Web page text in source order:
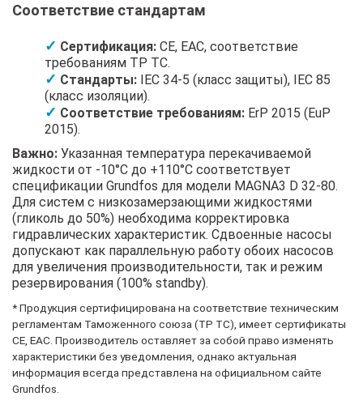
Соответствие стандартам
Сертификация: CE, EAC, соответствие
требованиям ТР ТС.
Стандарты: IEC 34-5 (класс защиты), IEC 85
(класс изоляции).
Соответствие требованиям: ErP 2015 (EuP
2015).
Важно: Указанная температура перекачиваемой
жидкости от -10°C до +110°C соответствует
спецификации Grundfos для модели MAGNA3 D 32-80.
Для систем с низкозамерзающими жидкостями
(гликоль до 50%) необходима корректировка
гидравлических характеристик. Сдвоенные насосы
допускают как параллельную работу обоих насосов
для увеличения производительности, так и режим
резервирования (100% standby).
* Продукция сертифицирована на соответствие техническим
регламентам Таможенного союза (ТР ТС), имеет сертификаты
CE, EAC. Производитель оставляет за собой право изменять
характеристики без уведомления, однако актуальная
информация всегда представлена на официальном сайте
Grundfos.